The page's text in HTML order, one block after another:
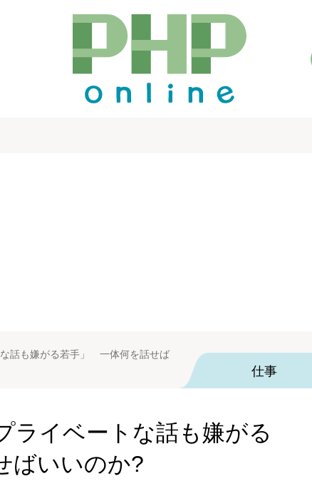
話も嫌がる若手」 一体何を話せば
仕事
ライベートな話も嫌がる
ばいいのか?